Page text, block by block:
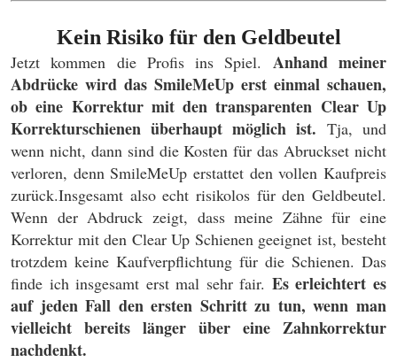
Kein Risiko für den Geldbeutel
Jetzt kommen die Profis ins Spiel. Anhand meiner
Abdrücke wird das SmileMeUp erst einmal schauen,
ob eine Korrektur mit den transparenten Clear Up
Korrekturschienen überhaupt möglich ist. Tja, und
wenn nicht, dann sind die Kosten für das Abruckset nicht
verloren, denn SmileMeUp erstattet den vollen Kaufpreis
zurück.Insgesamt also echt risikolos für den Geldbeutel.
Wenn der Abdruck zeigt, dass meine Zähne für eine
Korrektur mit den Clear Up Schienen geeignet ist, besteht
trotzdem keine Kaufverpflichtung für die Schienen. Das
finde ich insgesamt erst mal sehr fair. Es erleichtert es
auf jeden Fall den ersten Schritt zu tun, wenn man
vielleicht bereits länger über eine Zahnkorrektur
nachdenkt.